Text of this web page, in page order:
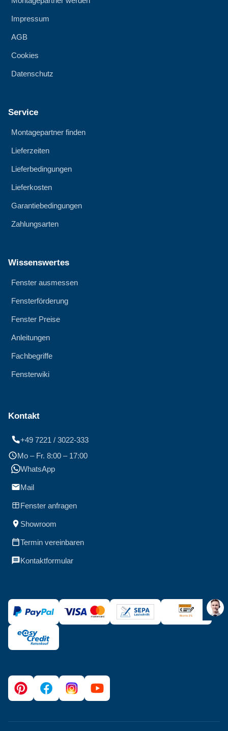
Impressum
AGB
Cookies
Datenschutz
Service
Montagepartner finden
Lieferzeiten
Lieferbedingungen
Lieferkosten
Garantiebedingungen
Zahlungsarten
Wissenswertes
Fenster ausmessen
Fensterförderung
Fenster Preise
Anleitungen
Fachbegriffe
Fensterwiki
Kontakt
+49 7221 / 3022-333
Mo – Fr. 8:00 – 17:00
WhatsApp
Mail
Fenster anfragen
Showroom
Termin vereinbaren
Kontaktformular